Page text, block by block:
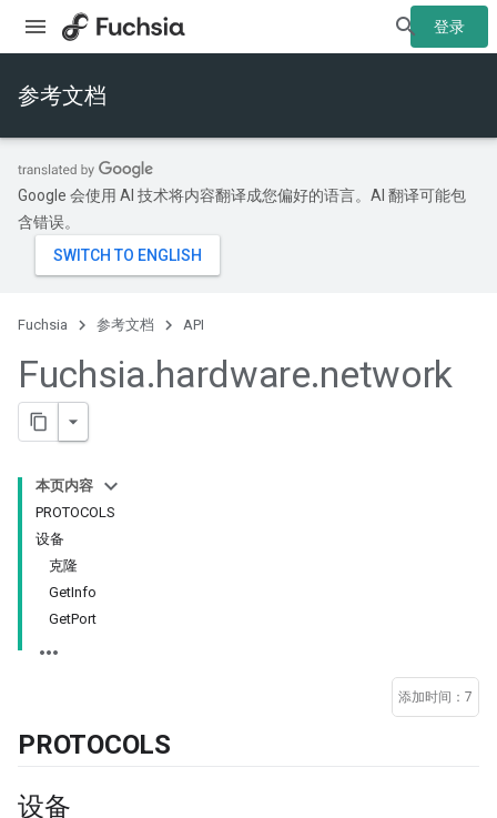
登录
参考文档
Google 会使用 AI 技术将内容翻译成您偏好的语言。AI 翻译可能包
含错误。
Fuchsia 参考文档 API
Fuchsia.hardware.network
本页内容
PROTOCOLS
设备
克隆
GetInfo
GetPort
添加时间：7
PROTOCOLS
设备